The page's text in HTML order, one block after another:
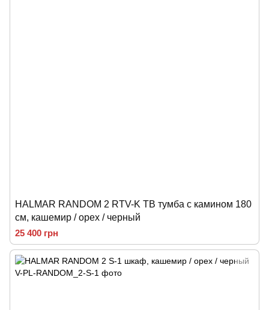
HALMAR RANDOM 2 RTV-K ТВ тумба с камином 180
см, кашемир / орех / черный
25 400 грн